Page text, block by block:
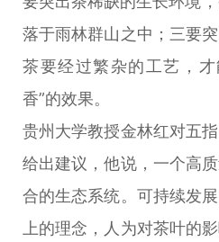
落于雨林群山之中；三要
茶要经过繁杂的工艺，
香”的效果。
贵州大学教授金林红对五
给出建议，他说，一个高
合的生态系统。可持续发
上的理念，人为对茶叶的